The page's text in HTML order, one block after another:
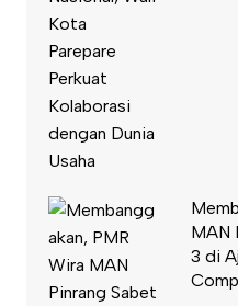
MAN
3 di